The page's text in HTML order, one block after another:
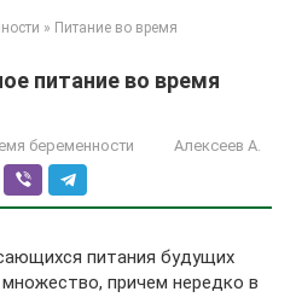
» Питание во время
питание во время
беременности Алексеев А.
питания будущих
причем нередко в